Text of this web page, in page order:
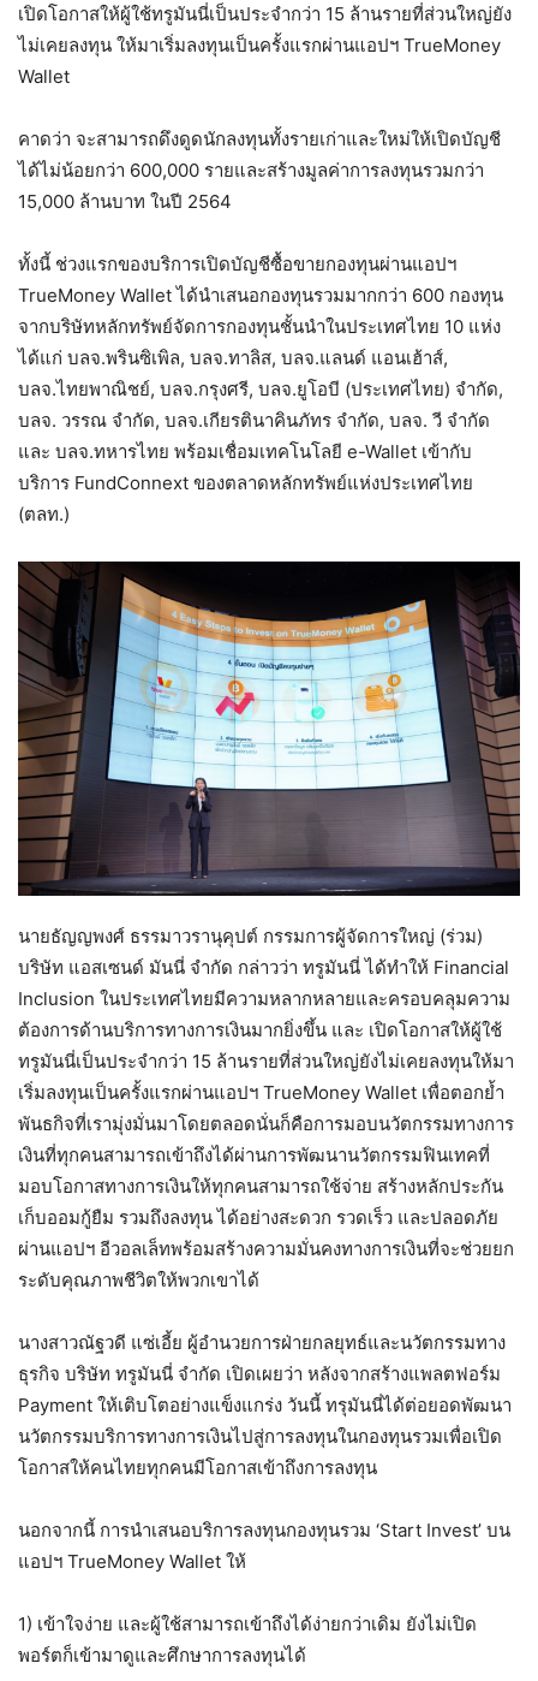
เปิดโอกาสให้ผู้ใช้ทรูมันนี่เป็นประจำกว่า 15 ล้านรายที่ส่วนใหญ่ยัง
ไม่เคยลงทุน ให้มาเริ่มลงทุนเป็นครั้งแรกผ่านแอปฯ TrueMoney
Wallet
คาดว่า จะสามารถดึงดูดนักลงทุนทั้งรายเก่าและใหม่ให้เปิดบัญชี
ได้ไม่น้อยกว่า 600,000 รายและสร้างมูลค่าการลงทุนรวมกว่า
15,000 ล้านบาท ในปี 2564
ทั้งนี้ ช่วงแรกของบริการเปิดบัญชีซื้อขายกองทุนผ่านแอปฯ
TrueMoney Wallet ได้นำเสนอกองทุนรวมมากกว่า 600 กองทุน
จากบริษัทหลักทรัพย์จัดการกองทุนชั้นนำในประเทศไทย 10 แห่ง
ได้แก่ บลจ.พรินซิเพิล, บลจ.ทาลิส, บลจ.แลนด์ แอนเฮ้าส์,
บลจ.ไทยพาณิชย์, บลจ.กรุงศรี, บลจ.ยูโอบี (ประเทศไทย) จำกัด,
บลจ. วรรณ จำกัด, บลจ.เกียรตินาคินภัทร จำกัด, บลจ. วี จำกัด
และ บลจ.ทหารไทย พร้อมเชื่อมเทคโนโลยี e-Wallet เข้ากับ
บริการ FundConnext ของตลาดหลักทรัพย์แห่งประเทศไทย
(ตลท.)
นายธัญญพงศ์ ธรรมาวรานุคุปต์ กรรมการผู้จัดการใหญ่ (ร่วม)
บริษัท แอสเซนด์ มันนี่ จำกัด กล่าวว่า ทรูมันนี่ ได้ทำให้ Financial
Inclusion ในประเทศไทยมีความหลากหลายและครอบคลุมความ
ต้องการด้านบริการทางการเงินมากยิ่งขึ้น และ เปิดโอกาสให้ผู้ใช้
ทรูมันนี่เป็นประจำกว่า 15 ล้านรายที่ส่วนใหญ่ยังไม่เคยลงทุนให้มา
เริ่มลงทุนเป็นครั้งแรกผ่านแอปฯ TrueMoney Wallet เพื่อตอกย้ำ
พันธกิจที่เรามุ่งมั่นมาโดยตลอดนั่นก็คือการมอบนวัตกรรมทางการ
เงินที่ทุกคนสามารถเข้าถึงได้ผ่านการพัฒนานวัตกรรมฟินเทคที่
มอบโอกาสทางการเงินให้ทุกคนสามารถใช้จ่าย สร้างหลักประกัน
เก็บออมกู้ยืม รวมถึงลงทุน ได้อย่างสะดวก รวดเร็ว และปลอดภัย
ผ่านแอปฯ อีวอลเล็ทพร้อมสร้างความมั่นคงทางการเงินที่จะช่วยยก
ระดับคุณภาพชีวิตให้พวกเขาได้
นางสาวณัฐวดี แซ่เอี้ย ผู้อำนวยการฝ่ายกลยุทธ์และนวัตกรรมทาง
ธุรกิจ บริษัท ทรูมันนี่ จำกัด เปิดเผยว่า หลังจากสร้างแพลตฟอร์ม
Payment ให้เติบโตอย่างแข็งแกร่ง วันนี้ ทรุมันนี่ได้ต่อยอดพัฒนา
นวัตกรรมบริการทางการเงินไปสู่การลงทุนในกองทุนรวมเพื่อเปิด
โอกาสให้คนไทยทุกคนมีโอกาสเข้าถึงการลงทุน
นอกจากนี้ การนำเสนอบริการลงทุนกองทุนรวม ‘Start Invest’ บน
แอปฯ TrueMoney Wallet ให้
1) เข้าใจง่าย และผู้ใช้สามารถเข้าถึงได้ง่ายกว่าเดิม ยังไม่เปิด
พอร์ตก็เข้ามาดูและศึกษาการลงทุนได้